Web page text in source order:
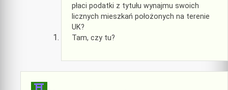
płaci podatki z tytułu wynajmu swoich
licznych mieszkań położonych na terenie
UK?
Tam, czy tu?